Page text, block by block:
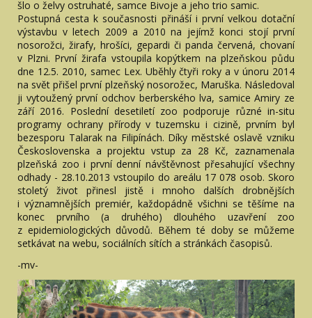
šlo o želvy ostruhaté, samce Bivoje a jeho trio samic.
Postupná cesta k současnosti přináší i první velkou dotační
výstavbu v letech 2009 a 2010 na jejímž konci stojí první
nosorožci, žirafy, hrošíci, gepardi či panda červená, chovaní
v Plzni. První žirafa vstoupila kopýtkem na plzeňskou půdu
dne 12.5. 2010, samec Lex. Uběhly čtyři roky a v únoru 2014
na svět přišel první plzeňský nosorožec, Maruška. Následoval
ji vytoužený první odchov berberského lva, samice Amiry ze
září 2016. Poslední desetiletí zoo podporuje různé in-situ
programy ochrany přírody v tuzemsku i cizině, prvním byl
bezesporu Talarak na Filipínách. Díky městské oslavě vzniku
Československa a projektu vstup za 28 Kč, zaznamenala
plzeňská zoo i první denní návštěvnost přesahující všechny
odhady - 28.10.2013 vstoupilo do areálu 17 078 osob. Skoro
stoletý život přinesl jistě i mnoho dalších drobnějších
i významnějších premiér, každopádně všichni se těšíme na
konec prvního (a druhého) dlouhého uzavření zoo
z epidemiologických důvodů. Během té doby se můžeme
setkávat na webu, sociálních sítích a stránkách časopisů.
-mv-